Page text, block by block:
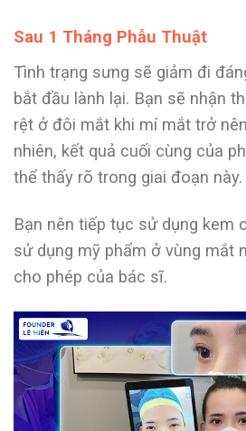
Sau 1 Tháng Phẫu Thuật
Tình trạng sưng sẽ giảm đi
bắt đầu lành lại. Bạn sẽ nhận
rệt ở đôi mắt khi mí mắt trở
nhiên, kết quả cuối cùng của
thể thấy rõ trong giai đoạn này.
Bạn nên tiếp tục sử dụng kem
sử dụng mỹ phẩm ở vùng mắt
cho phép của bác sĩ.